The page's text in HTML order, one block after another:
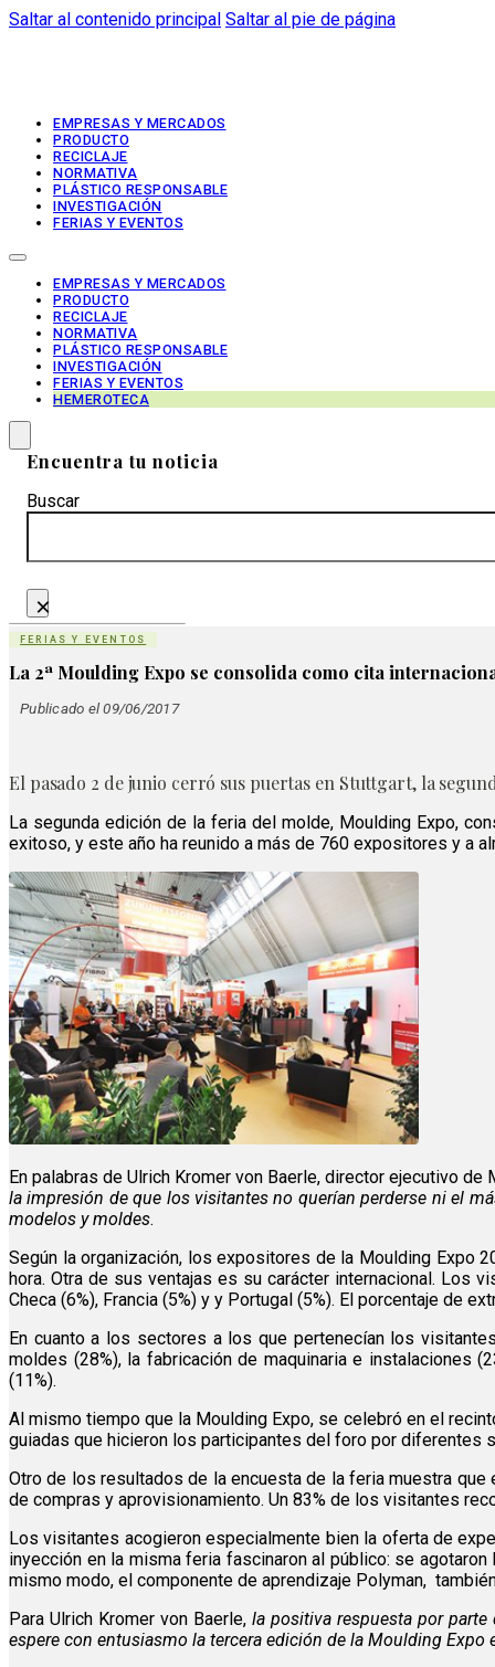
Saltar al contenido principal Saltar al pie de página
EMPRESAS Y MERCADOS
PRODUCTO
RECICLAJE
NORMATIVA
PLÁSTICO RESPONSABLE
INVESTIGACIÓN
FERIAS Y EVENTOS
EMPRESAS Y MERCADOS
PRODUCTO
RECICLAJE
NORMATIVA
PLÁSTICO RESPONSABLE
INVESTIGACIÓN
FERIAS Y EVENTOS
HEMEROTECA
Encuentra tu noticia
Buscar
×
FERIAS Y EVENTOS
La 2ª Moulding Expo se consolida como cita
Publicado el 09/06/2017
El pasado 2 de junio cerró sus puertas en Stuttgart, la
La segunda edición de la feria del molde, Moulding Expo,
exitoso, y este año ha reunido a más de 760 expositores y a
En palabras de Ulrich Kromer von Baerle, director ejecutivo
la impresión de que los visitantes no querían perderse ni el
modelos y moldes.
Según la organización, los expositores de la Moulding Expo
hora. Otra de sus ventajas es su carácter internacional. Los
Checa (6%), Francia (5%) y y Portugal (5%). El porcentaje de
En cuanto a los sectores a los que pertenecían los
moldes (28%), la fabricación de maquinaria e instalaciones
(11%).
Al mismo tiempo que la Moulding Expo, se celebró en el
guiadas que hicieron los participantes del foro por diferentes
Otro de los resultados de la encuesta de la feria muestra
de compras y aprovisionamiento. Un 83% de los visitantes
Los visitantes acogieron especialmente bien la oferta de
inyección en la misma feria fascinaron al público: se
mismo modo, el componente de aprendizaje Polyman,
Para Ulrich Kromer von Baerle,la positiva respuesta por
espere con entusiasmo la tercera edición de la Moulding Expo